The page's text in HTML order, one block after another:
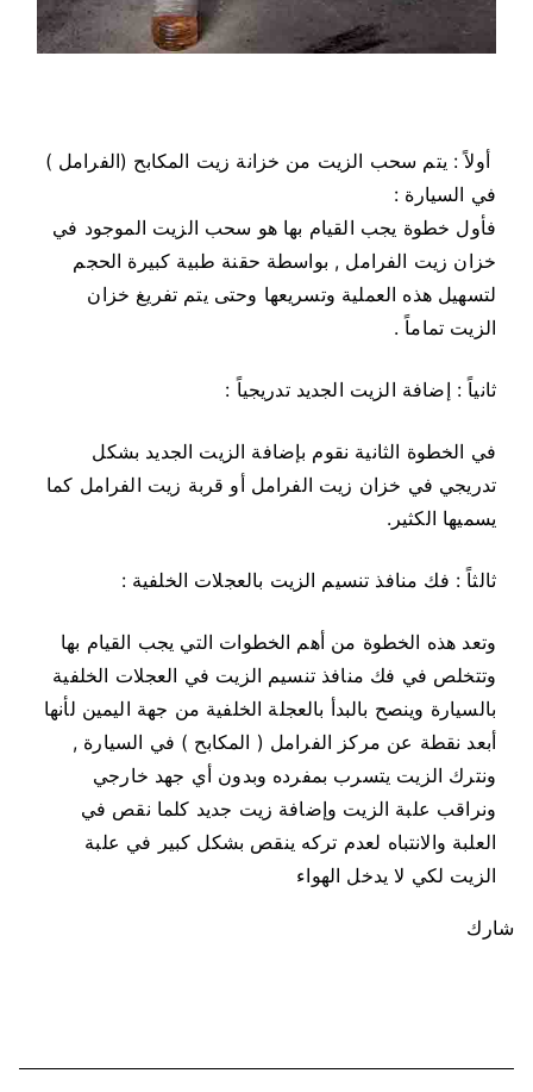
أولاً : يتم سحب الزيت من خزانة زيت المكابح (الفرامل )
في السيارة :
فأول خطوة يجب القيام بها هو سحب الزيت الموجود في
خزان زيت الفرامل , بواسطة حقنة طبية كبيرة الحجم
لتسهيل هذه العملية وتسريعها وحتى يتم تفريغ خزان
الزيت تماماً .
ثانياً : إضافة الزيت الجديد تدريجياً :
في الخطوة الثانية نقوم بإضافة الزيت الجديد بشكل
تدريجي في خزان زيت الفرامل أو قربة زيت الفرامل كما
يسميها الكثير.
ثالثاً : فك منافذ تنسيم الزيت بالعجلات الخلفية :
وتعد هذه الخطوة من أهم الخطوات التي يجب القيام بها
وتتخلص في فك منافذ تنسيم الزيت في العجلات الخلفية
بالسيارة وينصح بالبدأ بالعجلة الخلفية من جهة اليمين لأنها
أبعد نقطة عن مركز الفرامل ( المكابح ) في السيارة ,
ونترك الزيت يتسرب بمفرده وبدون أي جهد خارجي
ونراقب علبة الزيت وإضافة زيت جديد كلما نقص في
العلبة والانتباه لعدم تركه ينقص بشكل كبير في علبة
الزيت لكي لا يدخل الهواء
شارك